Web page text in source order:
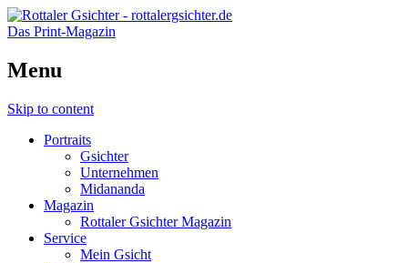
Das Print-Magazin
Menu
Skip to content
Portraits
Gsichter
Unternehmen
Midananda
Magazin
Rottaler Gsichter Magazin
Service
Mein Gsicht